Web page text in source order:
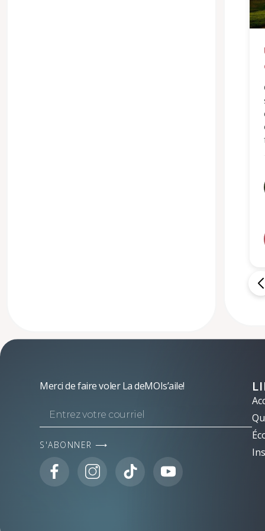
Merci de faire voler La deMOIs’aile!
S'ABONNER ⟶